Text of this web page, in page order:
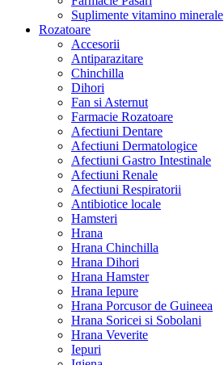
Suplimente vitamino minerale
Rozatoare
Accesorii
Antiparazitare
Chinchilla
Dihori
Fan si Asternut
Farmacie Rozatoare
Afectiuni Dentare
Afectiuni Dermatologice
Afectiuni Gastro Intestinale
Afectiuni Renale
Afectiuni Respiratorii
Antibiotice locale
Hamsteri
Hrana
Hrana Chinchilla
Hrana Dihori
Hrana Hamster
Hrana Iepure
Hrana Porcusor de Guineea
Hrana Soricei si Sobolani
Hrana Veverite
Iepuri